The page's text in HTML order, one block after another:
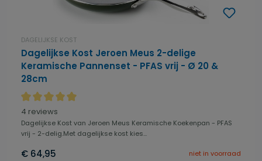
DAGELIJKSE KOST
Dagelijkse Kost Jeroen Meus 2-delige
Keramische Pannenset - PFAS vrij - Ø 20 &
28cm
Gemiddelde waardering van 5 van 5 sterren
4 reviews
Dagelijkse Kost van Jeroen Meus Keramische Koekenpan - PFAS
vrij - 2-delig.Met dagelijkse kost kies...
€ 64,95 niet in voorraad